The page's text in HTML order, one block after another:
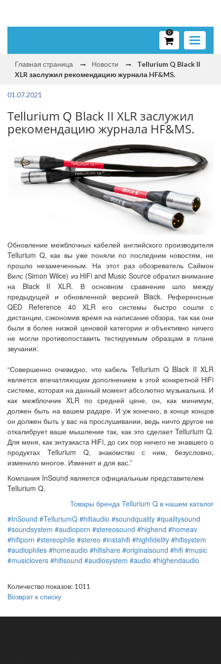
Toggle
0
Главная страница Новости
Tellurium Q Black II
XLR заслужил рекомендацию журнала HF&MS.
01.07.2021
Tellurium Q Black II XLR заслужил
рекомендацию журнала HF&MS.
Обновление межблочных кабелей английского производителя
Tellurium Q, как вы уже поняли по последним новостям, не
прошло незамеченным. На этот раз обозреватель Саймон
Вилс (Simon Wilce) из HiFi and Music Source обратил внимание
на Black II XLR. В основном сравнение шло между
предыдущей и обновленной версией Black. Референсные
QED Reference 40 XLR его системы быстро сошли с
дистанции, сэкономив время на написание обзора, так как они
были в более низкой ценовой категории и объективно ничего
не могли противопоставить тестируемым образцам в плане
звучания:
“Совершенно очевидно, что кабель Tellurium Q Black II XLR
является впечатляющим дополнением к этой конкретной HiFi
системе, которая на данный момент абсолютно музыкальна. И
как межблочник XLR по средней цене, он, как минимум,
должен быть на вашем радаре. И уж конечно, в конце концов
он должен быть у вас на прослушивании, ведь ничто другое не
откалибрует ваше мышление так, как это сделает Tellurium Q.
Для меня, как энтузиаста HiFi, до сих пор ничего не знавшего о
продуктах Tellurium Q, знакомство с ним, безусловно,
изменило многое. Изменит и для вас.”
Компания InSound является официальным представителем
Tellurium Q.
Товары бренда Tellurium Q в нашем каталог
#InSound #TelluriumQ #hifiaudio #soundquality #qualitysound
#soundsystem #audioporn #stereosound #highend #homeav
#hifiporn #stereophile #stereo #instahifi #highfidelity #hifisystem
#audiophiles #homeaudio #hifishare #originalsound #hifi #music
#musiclovers #hifisound #audiosystem #audio #highendaudio
Количество показов: 1011
Возврат к списку